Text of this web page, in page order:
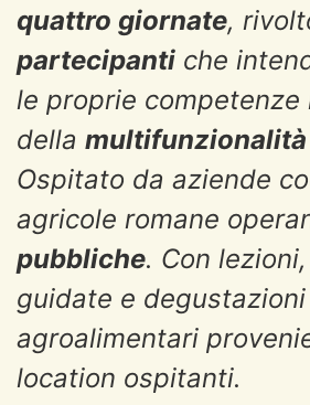
quattro giornate,
partecipanti che
le proprie competenze
della
Ospitato da aziende
agricole romane
pubbliche. Con
guidate e
agroalimentari
location ospitanti.